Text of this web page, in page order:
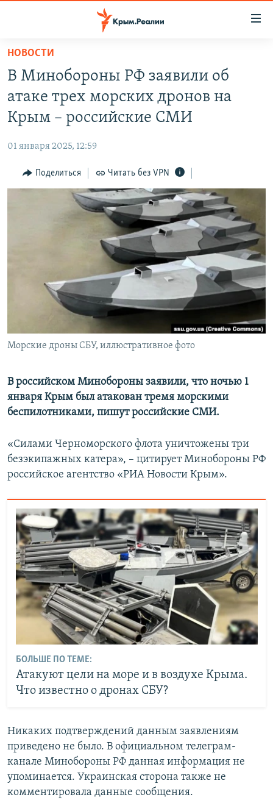
Вернуться
основному
содержанию
Вернутся
главной
навигации
Вернутся
СПЕЦПРОЕКТЫ
11 ЛЕТ ОККУПАЦИИ КРЫМА. 11 ИСТОРИЙ СОПРОТИВЛЕНИЯ
ВОДА
ЕЩЕ
ИНТЕРАКТИВ
ИНФОГРАФИКА
ТЕЛЕПРОЕКТ КРЫМ.РЕАЛИИ
СОВЕТЫ ПРАВОЗАЩИТНИКОВ
ПОБЕДИТЕЛЕЙ НЕ СУДЯТ?
КРЫМ.НЕПОКОРЕННЫЙ
УКРАИНСКАЯ ПРОБЛЕМА КРЫМА
РАДІО СВОБОДА
КАК ОБОЙТИ БЛОКИРОВКУ
ПРИСОЕДИНЯЙТЕСЬ!
НОВОСТИ
В Минобороны РФ заявили об
атаке трех морских дронов на
Крым – российские СМИ
01 января 2025, 12:59
Поделиться Читать без VPN
Морские дроны СБУ, иллюстративное фото
В российском Минобороны заявили, что ночью 1
января Крым был атакован тремя морскими
беспилотниками, пишут российские СМИ.
«Силами Черноморского флота уничтожены три
безэкипажных катера», – цитирует Минобороны РФ
российское агентство «РИА Новости Крым».
БОЛЬШЕ ПО ТЕМЕ:
Атакуют цели на море и в воздухе Крыма.
Что известно о дронах СБУ?
Никаких подтверждений данным заявлениям
приведено не было. В официальном телеграм-
канале Минобороны РФ данная информация не
упоминается. Украинская сторона также не
комментировала данные сообщения.